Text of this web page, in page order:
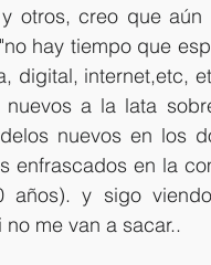
otros, creo que aún
hay tiempo que
digital, internet,etc,
a la lata
nuevos en los
enfrascados en la
años). y sigo
me van a sacar..